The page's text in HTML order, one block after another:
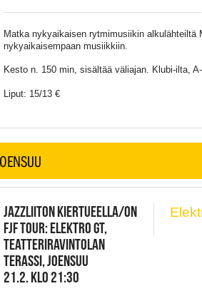
Matka nykyaikaisen rytmimusiikin alkulähteiltä
nykyaikaisempaan musiikkiin.
Kesto n. 150 min, sisältää väliajan. Klubi-ilta,
Liput: 15/13 €
JAZZLIITON KIERTUEELLA/ON
FJF TOUR: ELEKTRO GT,
TEATTERIRAVINTOLAN
TERASSI, JOENSUU
21.2. KLO 21:30